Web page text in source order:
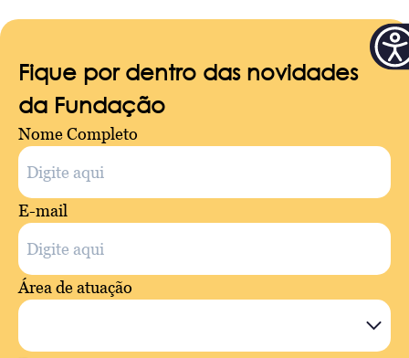
Fique por dentro das novidades
da Fundação
Nome Completo
E-mail
Área de atuação